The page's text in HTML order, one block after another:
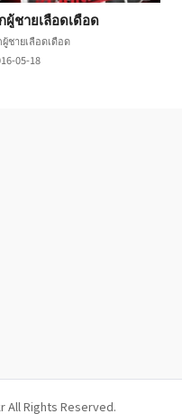
ผู้ชายเลือดเดือด
ชายเลือดเดือด
05-18
All Rights Reserved.